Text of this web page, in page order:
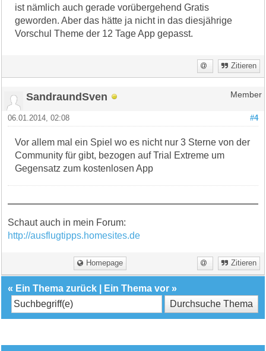
ist nämlich auch gerade vorübergehend Gratis
geworden. Aber das hätte ja nicht in das diesjährige
Vorschul Theme der 12 Tage App gepasst.
Zitieren
SandraundSven Member
#4
06.01.2014, 02:08
Vor allem mal ein Spiel wo es nicht nur 3 Sterne von der
Community für gibt, bezogen auf Trial Extreme um
Gegensatz zum kostenlosen App
Schaut auch in mein Forum:
http://ausflugtipps.homesites.de
Homepage Zitieren
« Ein Thema zurück Ein Thema vor »